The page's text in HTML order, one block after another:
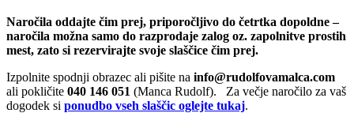
Naročila oddajte čim prej, priporočljivo do četrtka dopoldne –
naročila možna samo do razprodaje zalog oz. zapolnitve prostih
mest, zato si rezervirajte svoje slaščice čim prej.
Izpolnite spodnji obrazec ali pišite na info@rudolfovamalca.com
ali pokličite 040 146 051 (Manca Rudolf). Za večje naročilo za vaš
dogodek si ponudbo vseh slaščic oglejte tukaj.